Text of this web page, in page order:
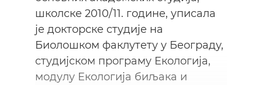
школске 2010/11. године, уписала
је докторске студије на
Биолошком факлутету у Београду,
студијском програму Екологија,
модулу Екологија биљака и